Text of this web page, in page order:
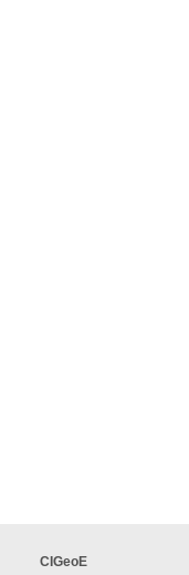
CIGeoE